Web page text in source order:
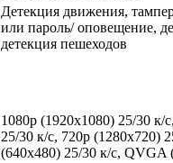
Детекция движения,
или пароль/ оповещение,
детекция пешеходов
1080p (1920x1080) 25/30 к/
25/30 к/с, 720p (1280х720)
(640x480) 25/30 к/c, QVGA